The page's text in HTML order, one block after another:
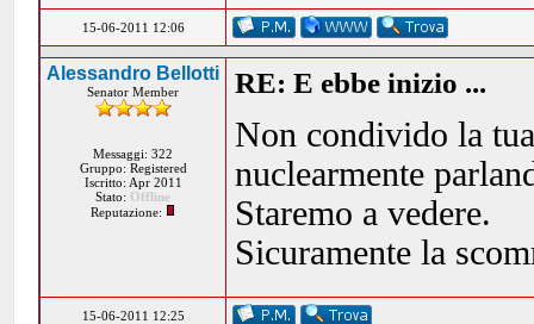
15-06-2011 12:06
Alessandro Bellotti
Senator Member
Messaggi: 322
Gruppo: Registered
Iscritto: Apr 2011
Stato: Offline
Reputazione:
RE: E ebbe inizio ...
Non condivido la
nuclearmente
Staremo a vedere.
Sicuramente la
15-06-2011 12:25